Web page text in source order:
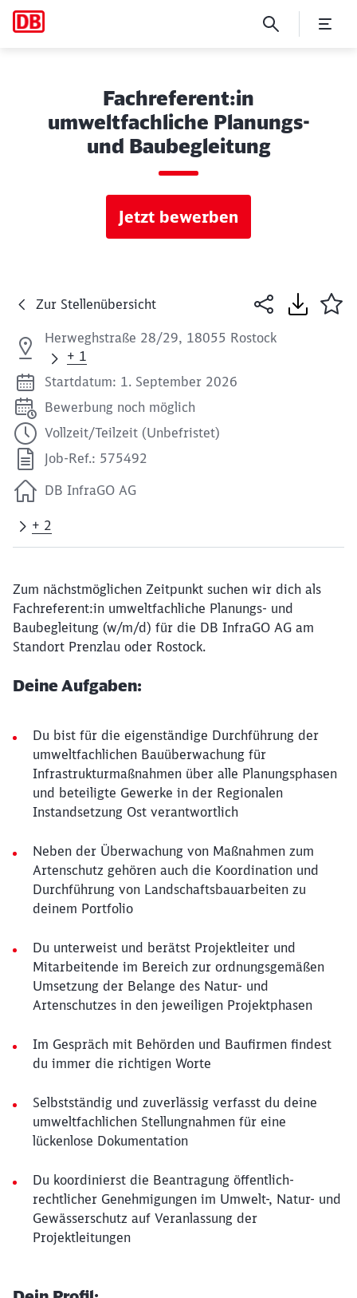
Fachreferent:in
umweltfachliche Planungs-
und Baubegleitung
Jetzt bewerben
Zur Stellenübersicht
Herweghstraße 28/29, 18055 Rostock
+ 1
Startdatum: 1. September 2026
Bewerbung noch möglich
Vollzeit/Teilzeit (Unbefristet)
Job-Ref.: 575492
DB InfraGO AG
+ 2
Zum nächstmöglichen Zeitpunkt suchen wir dich als
Fachreferent:in umweltfachliche Planungs- und
Baubegleitung (w/m/d) für die DB InfraGO AG am
Standort Prenzlau oder Rostock.
Deine Aufgaben:
Du bist für die eigenständige Durchführung der
umweltfachlichen Bauüberwachung für
Infrastrukturmaßnahmen über alle Planungsphasen
und beteiligte Gewerke in der Regionalen
Instandsetzung Ost verantwortlich
Neben der Überwachung von Maßnahmen zum
Artenschutz gehören auch die Koordination und
Durchführung von Landschaftsbauarbeiten zu
deinem Portfolio
Du unterweist und berätst Projektleiter und
Mitarbeitende im Bereich zur ordnungsgemäßen
Umsetzung der Belange des Natur- und
Artenschutzes in den jeweiligen Projektphasen
Im Gespräch mit Behörden und Baufirmen findest
du immer die richtigen Worte
Selbstständig und zuverlässig verfasst du deine
umweltfachlichen Stellungnahmen für eine
lückenlose Dokumentation
Du koordinierst die Beantragung öffentlich-
rechtlicher Genehmigungen im Umwelt-, Natur- und
Gewässerschutz auf Veranlassung der
Projektleitungen